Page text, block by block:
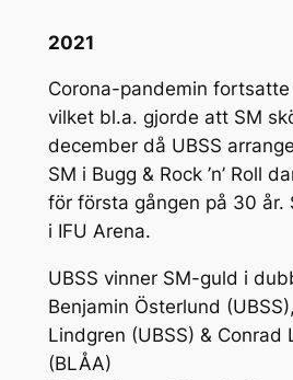
2021
Corona-pandemin
vilket bl.a. gjorde att SM
december då UBSS
SM i Bugg & Rock ’n’ Roll
för första gången på 30 år.
i IFU Arena.
UBSS vinner SM-guld i
Benjamin Österlund
Lindgren (UBSS) & Conrad
(BLÅA)